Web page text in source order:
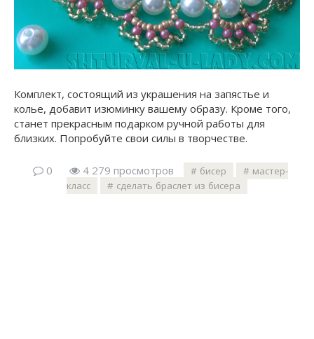
Комплект, состоящий из украшения на запястье и
колье, добавит изюминку вашему образу. Кроме того,
станет прекрасным подарком ручной работы для
близких. Попробуйте свои силы в творчестве.
0 4 279 просмотров бисер
мастер-
класс
сделать браслет из бисера